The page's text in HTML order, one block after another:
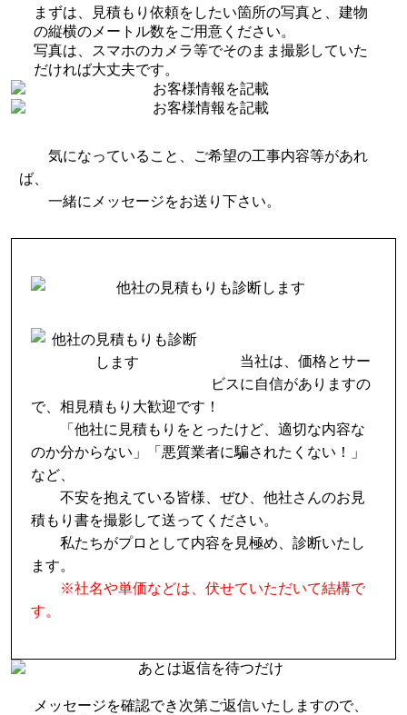
まずは、見積もり依頼をしたい箇所の写真と、建物
の縦横のメートル数をご用意ください。
写真は、スマホのカメラ等でそのまま撮影していた
だければ大丈夫です。
気になっていること、ご希望の工事内容等があれ
ば、
一緒にメッセージをお送り下さい。
当社は、価格とサー
ビスに自信がありますの
で、相見積もり大歓迎です！
「他社に見積もりをとったけど、適切な内容な
のか分からない」「悪質業者に騙されたくない！」
など、
不安を抱えている皆様、ぜひ、他社さんのお見
積もり書を撮影して送ってください。
私たちがプロとして内容を見極め、診断いたし
ます。
※社名や単価などは、伏せていただいて結構で
す。
メッセージを確認でき次第ご返信いたしますので、